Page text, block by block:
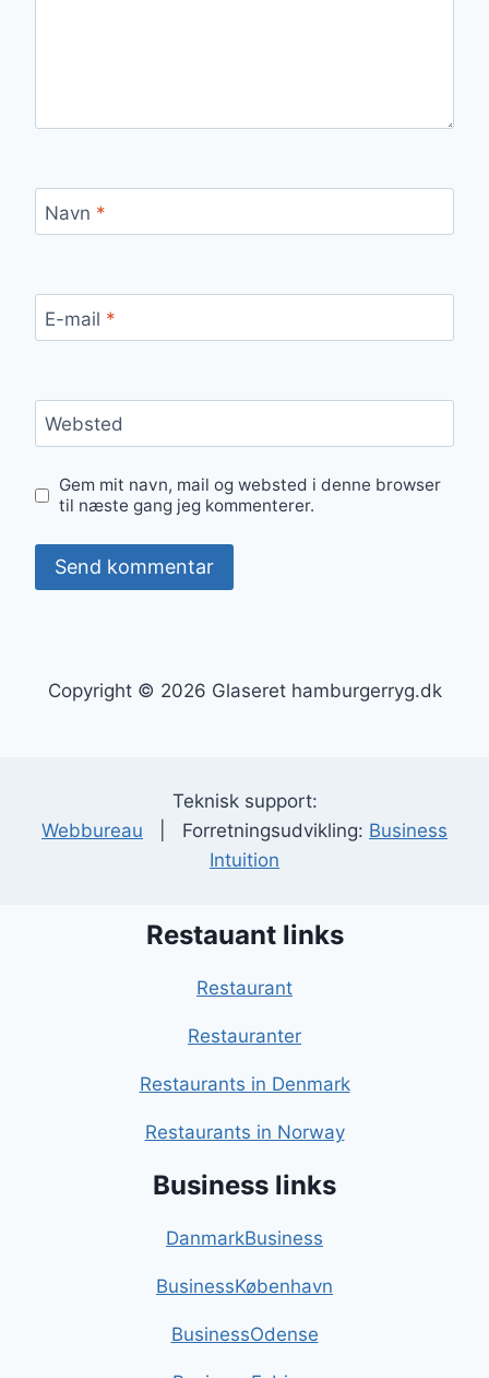
Navn *
E-mail *
Websted
Gem mit navn, mail og websted i denne browser
til næste gang jeg kommenterer.
Copyright © 2026 Glaseret hamburgerryg.dk
Teknisk support:
Webbureau | Forretningsudvikling: Business
Intuition
Restauant links
Restaurant
Restauranter
Restaurants in Denmark
Restaurants in Norway
Business links
DanmarkBusiness
BusinessKøbenhavn
BusinessOdense